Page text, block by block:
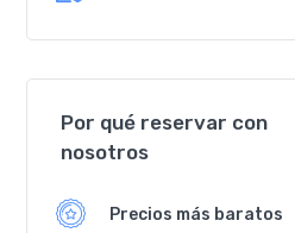
Por qué reservar con
nosotros
Precios más baratos